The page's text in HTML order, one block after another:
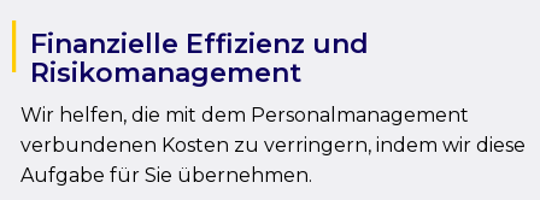
Finanzielle Effizienz und
Risikomanagement
Wir helfen, die mit dem Personalmanagement
verbundenen Kosten zu verringern, indem wir diese
Aufgabe für Sie übernehmen.